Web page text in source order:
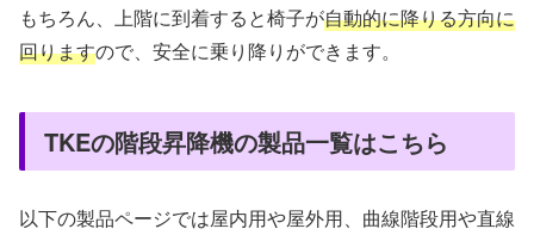
もちろん、上階に到着すると椅子が自動的に降りる方向に
回りますので、安全に乗り降りができます。
TKEの階段昇降機の製品一覧はこちら
以下の製品ページでは屋内用や屋外用、曲線階段用や直線